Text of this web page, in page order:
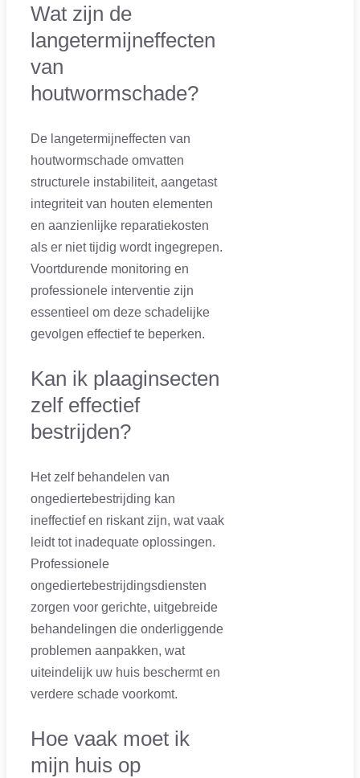
Wat zijn de
langetermijneffecten
van
houtwormschade?
De langetermijneffecten van
houtwormschade omvatten
structurele instabiliteit, aangetast
integriteit van houten elementen
en aanzienlijke reparatiekosten
als er niet tijdig wordt ingegrepen.
Voortdurende monitoring en
professionele interventie zijn
essentieel om deze schadelijke
gevolgen effectief te beperken.
Kan ik plaaginsecten
zelf effectief
bestrijden?
Het zelf behandelen van
ongediertebestrijding kan
ineffectief en riskant zijn, wat vaak
leidt tot inadequate oplossingen.
Professionele
ongediertebestrijdingsdiensten
zorgen voor gerichte, uitgebreide
behandelingen die onderliggende
problemen aanpakken, wat
uiteindelijk uw huis beschermt en
verdere schade voorkomt.
Hoe vaak moet ik
mijn huis op